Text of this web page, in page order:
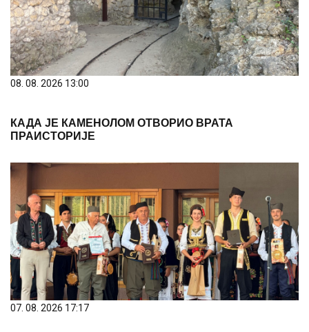
08. 08. 2026 13:00
КАДА ЈЕ КАМЕНОЛОМ ОТВОРИО ВРАТА
ПРАИСТОРИЈЕ
07. 08. 2026 17:17